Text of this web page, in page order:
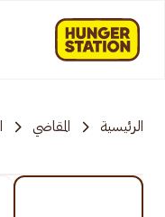
الرئيسية المقاضي